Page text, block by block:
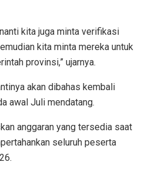
kita juga minta verifikasi
kita minta mereka untuk
provinsi,” ujarnya.
akan dibahas kembali
awal Juli mendatang.
anggaran yang tersedia saat
seluruh peserta